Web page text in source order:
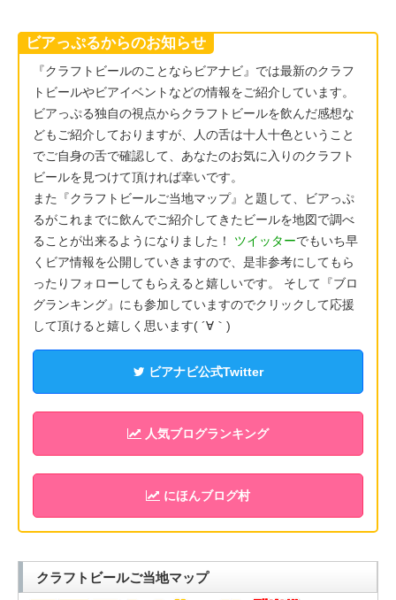
ビアっぷるからのお知らせ
『クラフトビールのことならビアナビ』では最新のクラフ
トビールやビアイベントなどの情報をご紹介しています。
ビアっぷる独自の視点からクラフトビールを飲んだ感想な
どもご紹介しておりますが、人の舌は十人十色ということ
でご自身の舌で確認して、あなたのお気に入りのクラフト
ビールを見つけて頂ければ幸いです。
また『クラフトビールご当地マップ』と題して、ビアっぷ
るがこれまでに飲んでご紹介してきたビールを地図で調べ
ることが出来るようになりました！ ツイッターでもいち早
くビア情報を公開していきますので、是非参考にしてもら
ったりフォローしてもらえると嬉しいです。 そして『ブロ
グランキング』にも参加していますのでクリックして応援
して頂けると嬉しく思います( ´∀｀)
ビアナビ公式Twitter
人気ブログランキング
にほんブログ村
クラフトビールご当地マップ